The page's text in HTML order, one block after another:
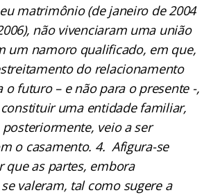
matrimônio (de janeiro de 2004
não vivenciaram uma união
um namoro qualificado, em que,
do relacionamento
o futuro – e não para o presente -,
uma entidade familiar,
veio a ser
o casamento. 4. Afigura-se
que as partes, embora
valeram, tal como sugere a